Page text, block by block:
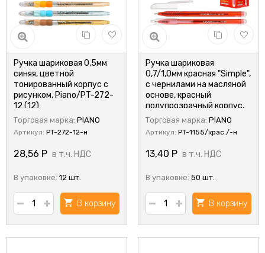
Ручка шариковая 0,5мм
синяя, цветной
тонированный корпус с
рисунком, Piano/PT-272-
12 (12)
Торговая марка: PIANO
Артикул: PT-272-12-н
28,56 Р в т.ч. НДС
В упаковке: 12 шт.
В корзину
Ручка шариковая
0,7/1,0мм красная "Simple",
с чернилами на масляной
основе, красный
полупрозрачный корпус,
Piano/PT-1155/крас (50)
Торговая марка: PIANO
Артикул: PT-1155/крас./-н
13,40 Р в т.ч. НДС
В упаковке: 50 шт.
В корзину